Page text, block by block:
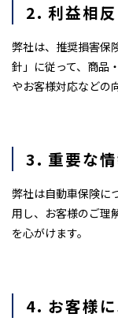
2. 利益相
弊社は、推奨損害保
針」に従って、商品
やお客様対応などの
3. 重要な
弊社は自動車保険に
用し、お客様のご理
を心がけます。
4. お客様